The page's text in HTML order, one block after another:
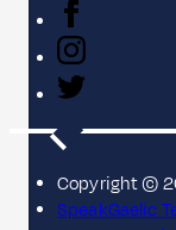
Copyright ©
SpeakGaelic